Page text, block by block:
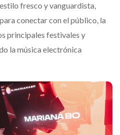
fresco y vanguardista,
conectar con el público, la
principales festivales y
la música electrónica